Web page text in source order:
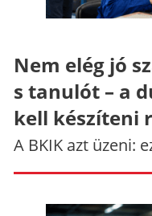
Nem elég jó
s tanulót – a
kell készíteni
A BKIK azt üzeni: